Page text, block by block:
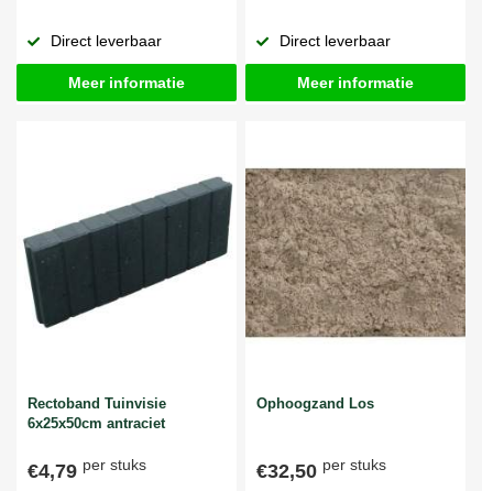
Direct leverbaar
Meer informatie
Direct leverbaar
Meer informatie
Rectoband Tuinvisie
6x25x50cm antraciet
€4,79 per stuks
Ophoogzand Los
€32,50 per stuks